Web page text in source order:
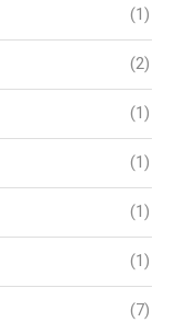
(1)
(2)
(1)
(1)
(1)
(1)
(7)